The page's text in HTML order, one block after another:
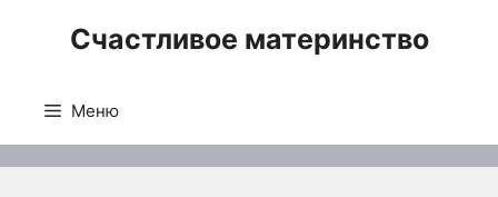
Счастливое материнство
Меню